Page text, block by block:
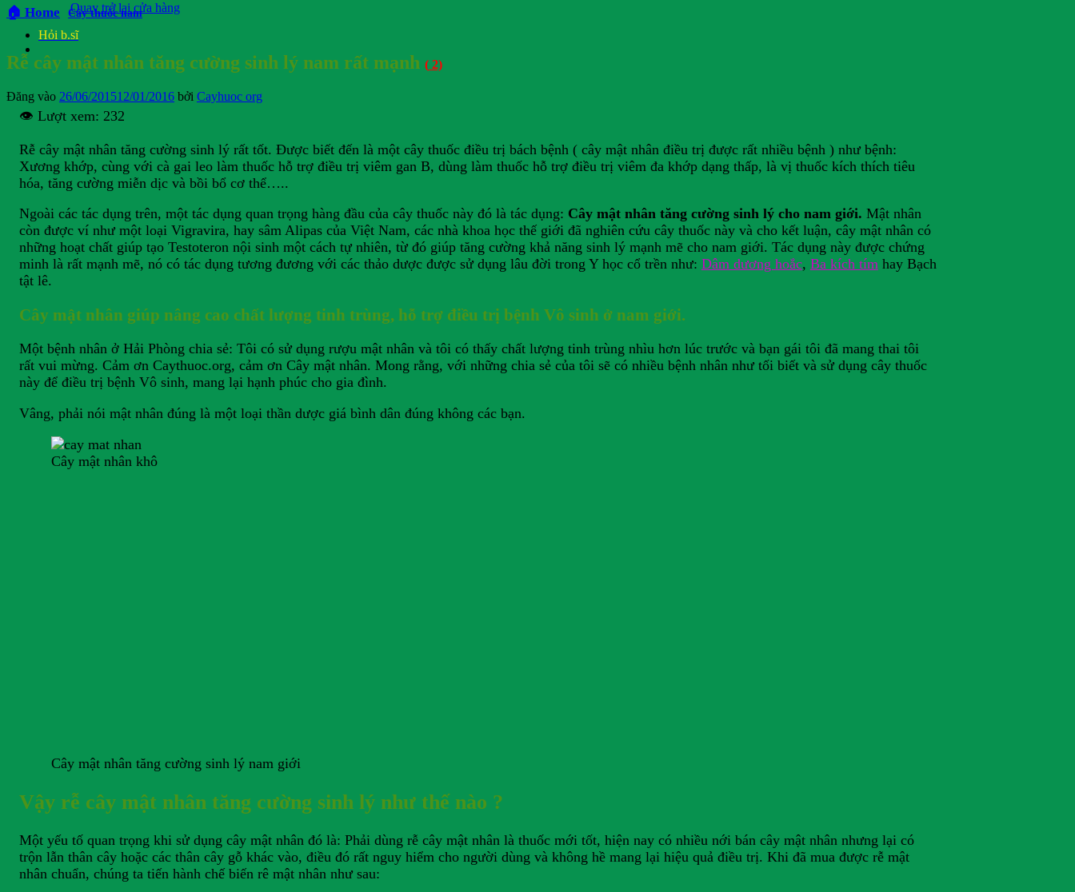
Quay trở lại cửa hàng
Hỏi b.sĩ
🏠 Home Cây thuốc nam
Rễ cây mật nhân tăng cường sinh lý nam rất mạnh ( 2)
Đăng vào 26/06/201512/01/2016 bởi Cayhuoc org
👁️ Lượt xem: 232
Rễ cây mật nhân tăng cường sinh lý rất tốt. Được biết đến là một cây thuốc điều trị bách bệnh ( cây mật nhân điều trị được rất nhiều bệnh ) như bệnh:
Xương khớp, cùng với cà gai leo làm thuốc hỗ trợ điều trị viêm gan B, dùng làm thuốc hỗ trợ điều trị viêm đa khớp dạng thấp, là vị thuốc kích thích tiêu
hóa, tăng cường miễn dịc và bồi bổ cơ thể…..
Ngoài các tác dụng trên, một tác dụng quan trọng hàng đầu của cây thuốc này đó là tác dụng: Cây mật nhân tăng cường sinh lý cho nam giới. Mật nhân
còn được ví như một loại Vigravira, hay sâm Alipas của Việt Nam, các nhà khoa học thế giới đã nghiên cứu cây thuốc này và cho kết luận, cây mật nhân có
những hoạt chất giúp tạo Testoteron nội sinh một cách tự nhiên, từ đó giúp tăng cường khả năng sinh lý mạnh mẽ cho nam giới. Tác dụng này được chứng
minh là rất mạnh mẽ, nó có tác dụng tương đương với các thảo dược được sử dụng lâu đời trong Y học cổ trền như: Dâm dương hoắc, Ba kích tímhay Bạch
tật lê.
Cây mật nhân giúp nâng cao chất lượng tinh trùng, hỗ trợ điều trị bệnh Vô sinh ở nam giới.
Một bệnh nhân ở Hải Phòng chia sẻ: Tôi có sử dụng rượu mật nhân và tôi có thấy chất lượng tinh trùng nhìu hơn lúc trước và bạn gái tôi đã mang thai tôi
rất vui mừng. Cảm ơn Caythuoc.org, cảm ơn Cây mật nhân. Mong rằng, với những chia sẻ của tôi sẽ có nhiều bệnh nhân như tối biết và sử dụng cây thuốc
này để điều trị bệnh Vô sinh, mang lại hạnh phúc cho gia đình.
Vâng, phải nói mật nhân đúng là một loại thần dược giá bình dân đúng không các bạn.
Cây mật nhân khô
Cây mật nhân tăng cường sinh lý nam giới
Vậy rễ cây mật nhân tăng cường sinh lý như thế nào ?
Một yếu tố quan trọng khi sử dụng cây mật nhân đó là: Phải dùng rễ cây mật nhân là thuốc mới tốt, hiện nay có nhiều nới bán cây mật nhân nhưng lại có
trộn lẫn thân cây hoặc các thân cây gỗ khác vào, điều đó rất nguy hiểm cho người dùng và không hề mang lại hiệu quả điều trị. Khi đã mua được rễ mật
nhân chuẩn, chúng ta tiến hành chế biến rê mật nhân như sau: